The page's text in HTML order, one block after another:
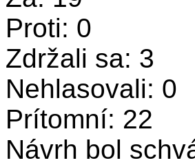
Proti: 0
Zdržali sa: 3
Nehlasovali: 0
Prítomní: 22
Návrh bol